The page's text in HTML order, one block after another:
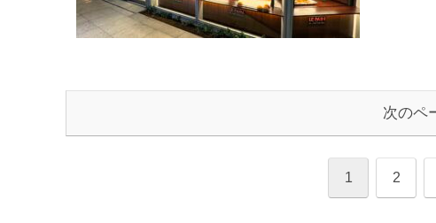
次のペ
1 2